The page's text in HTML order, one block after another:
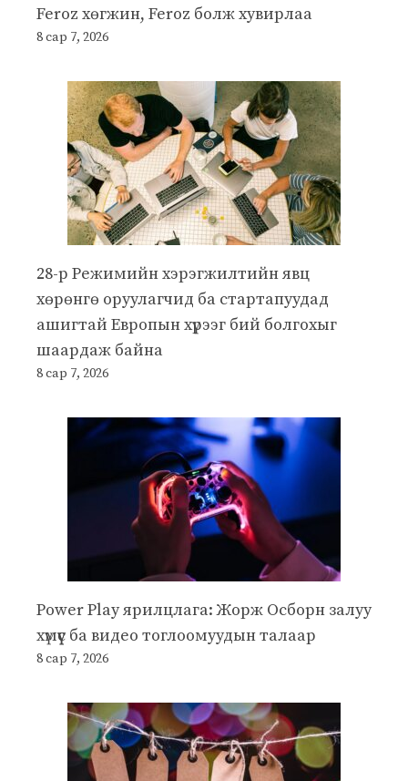
Feroz хөгжин, Feroz болж хувирлаа
8 сар 7, 2026
28-р Режимийн хэрэгжилтийн явц
хөрөнгө оруулагчид ба стартапуудад
ашигтай Европын хүрээг бий болгохыг
шаардаж байна
8 сар 7, 2026
Power Play ярилцлага: Жорж Осборн залуу
хүмүүс ба видео тоглоомуудын талаар
8 сар 7, 2026